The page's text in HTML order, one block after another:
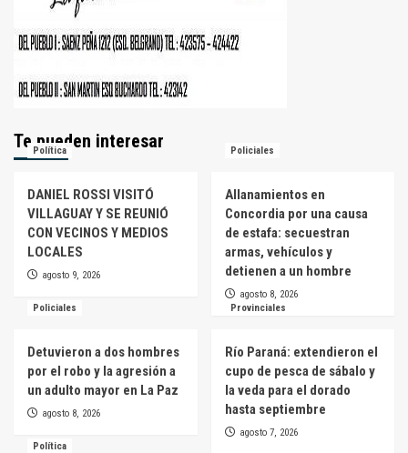
Te pueden interesar
Política
DANIEL ROSSI VISITÓ
VILLAGUAY Y SE REUNIÓ
CON VECINOS Y MEDIOS
LOCALES
agosto 9, 2026
Policiales
Allanamientos en
Concordia por una causa
de estafa: secuestran
armas, vehículos y
detienen a un hombre
agosto 8, 2026
Policiales
Detuvieron a dos hombres
por el robo y la agresión a
un adulto mayor en La Paz
agosto 8, 2026
Provinciales
Río Paraná: extendieron el
cupo de pesca de sábalo y
la veda para el dorado
hasta septiembre
agosto 7, 2026
Política